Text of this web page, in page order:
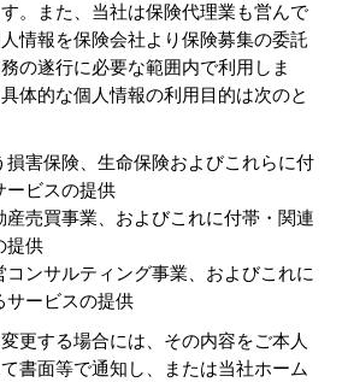
。また、当社は保険代理業も営んで
情報を保険会社より保険募集の委託
の遂行に必要な範囲内で利用しま
体的な個人情報の利用目的は次のと
損害保険、生命保険およびこれらに付
ービスの提供
産売買事業、およびこれに付帯・関連
提供
コンサルティング事業、およびこれに
サービスの提供
更する場合には、その内容をご本人
書面等で通知し、または当社ホーム